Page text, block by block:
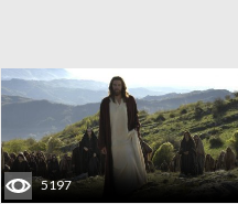
5197